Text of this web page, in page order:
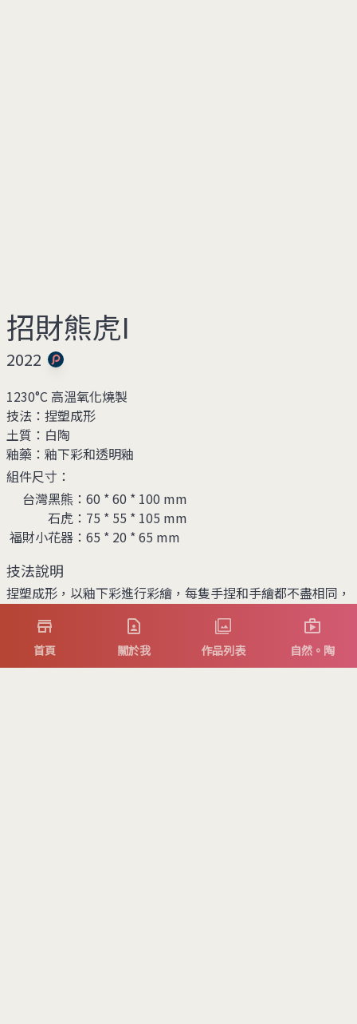
首頁 關於我 作品列表 自然。陶
招財熊虎I
2022
1230°C 高溫氧化燒製
技法： 捏塑成形
土質： 白陶
釉藥： 釉下彩和透明釉
組件尺寸：
台灣黑熊 ： 60 * 60 * 100 mm
石虎 ： 75 * 55 * 105 mm
福財小花器 ： 65 * 20 * 65 mm
技法說明
捏塑成形，以釉下彩進行彩繪，每隻手捏和手繪都不盡相同，